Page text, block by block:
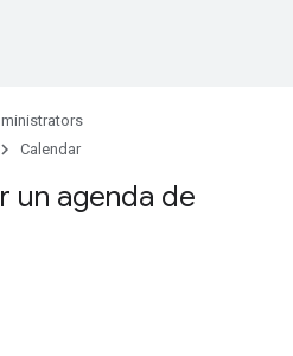
Calendar
un agenda de